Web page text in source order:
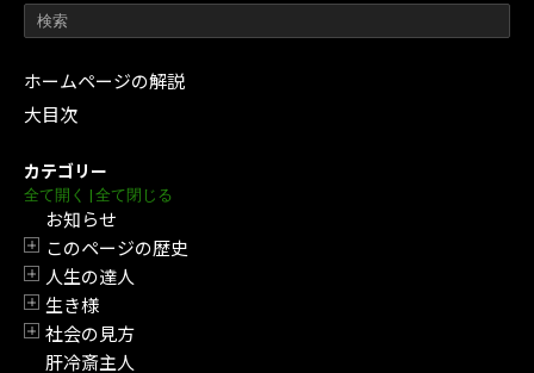
ホームページの解説
大目次
カテゴリー
全て開く | 全て閉じる
お知らせ
開閉
このページの歴史
開閉
人生の達人
開閉
生き様
開閉
社会の見方
肝冷斎主人